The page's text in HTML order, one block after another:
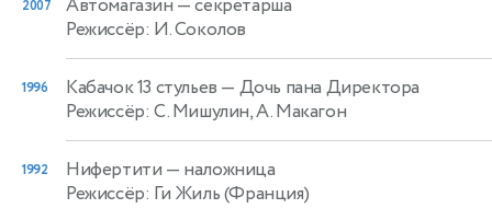
2007
Режиссёр: И. Соколов
1996 Кабачок 13 стульев — Дочь пана Директора
Режиссёр: С. Мишулин, А. Макагон
1992 Нифертити — наложница
Режиссёр: Ги Жиль (Франция)